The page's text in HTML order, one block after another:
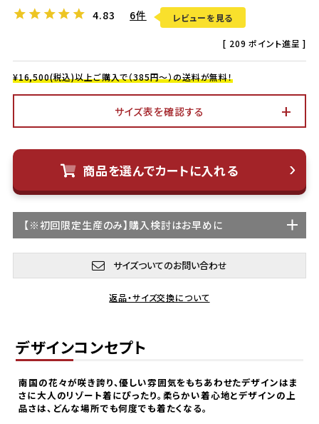
4.83 6件 レビューを見る
[ 209 ポイント進呈 ]
¥16,500(税込)以上ご購入で（385円～）の送料が無料！
サイズ表を確認する
商品を選んでカートに入れる
【※初回限定生産のみ】購入検討はお早めに
サイズついてのお問い合わせ
返品・サイズ交換について
デザインコンセプト
南国の花々が咲き誇り、優しい雰囲気をもちあわせたデザインはま
さに大人のリゾート着にぴったり。柔らかい着心地とデザインの上
品さは、どんな場所でも何度でも着たくなる。